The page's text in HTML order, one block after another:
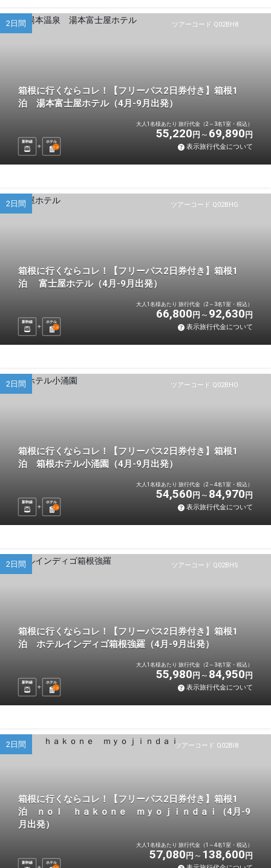
ツアーコード Q02BH8
2日間
箱根に行くならコレ！【フリーパス2日券付き】箱根1
泊 湯本富士屋ホテル（4月-9月出発）
新幹線
ホテル
1 泊
大人1名様あたり 旅行代金（2～3名1室・税込）
55,220 円 69,890 円
表示旅行代金について
ツアーコード Q02BHG
2日間
箱根に行くならコレ！【フリーパス2日券付き】箱根1
泊 富士屋ホテル（4月-9月出発）
新幹線
ホテル
1 泊
大人1名様あたり 旅行代金（2～3名1室・税込）
66,800 円 92,630 円
表示旅行代金について
ツアーコード Q02BHO
2日間
箱根に行くならコレ！【フリーパス2日券付き】箱根1
泊 箱根ホテル小涌園（4月-9月出発）
新幹線
ホテル
1 泊
大人1名様あたり 旅行代金（2～4名1室・税込）
54,560 円 84,970 円
表示旅行代金について
ツアーコード Q02BHS
2日間
箱根に行くならコレ！【フリーパス2日券付き】箱根1
泊 ホテルインディゴ箱根強羅（4月-9月出発）
新幹線
ホテル
1 泊
大人1名様あたり 旅行代金（2～3名1室・税込）
55,980 円 84,950 円
表示旅行代金について
ツアーコード Q02BI8
2日間
箱根に行くならコレ！【フリーパス2日券付き】箱根1
泊 ｎｏｌ ｈａｋｏｎｅ ｍｙｏｊｉｎｄａｉ（4月-9
月出発）
新幹線
ホテル
大人1名様あたり 旅行代金（1～4名1室・税込）
57,080 円 138,600 円